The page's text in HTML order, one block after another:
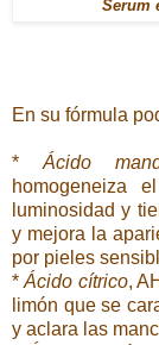
Serum
En su fórmula
* Ácido
homogeneiza
luminosidad y
y mejora la
por pieles
*Ácido cítrico,
limón que se
y aclara las